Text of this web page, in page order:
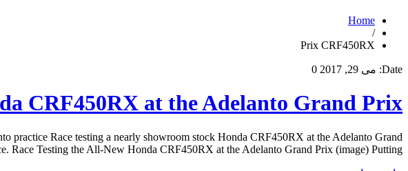
Home
/
Prix CRF450RX
Date: می 29, 2017 0
CRF450RX at the Adelanto Grand Prix
practice Race testing a nearly showroom stock Honda CRF450RX at the Adelanto Grand
Race Testing the All-New Honda CRF450RX at the Adelanto Grand Prix (image) Putting […]